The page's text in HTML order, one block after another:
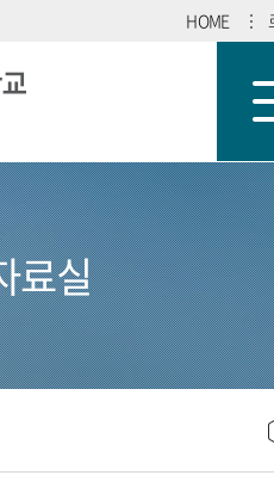
HOME
료실